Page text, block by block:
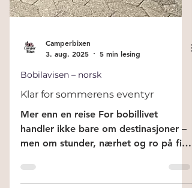
Camperbixen
3. aug. 2025
5 min lesing
Bobilavisen – norsk
Klar for sommerens eventyr
Mer enn en reise For bobil­livet
men om stunder, nærhet og ro på fire
hjul.